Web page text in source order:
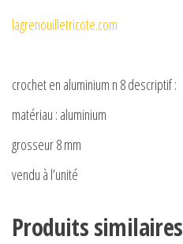
lagrenouilletricote.com
crochet en aluminium n 8 descriptif :
matériau : aluminium
grosseur 8 mm
vendu à l’unité
Produits similaires